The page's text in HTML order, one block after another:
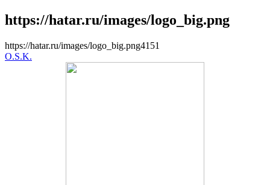
https://hatar.ru/images/logo_big.png
https://hatar.ru/images/logo_big.png41 51
O.S.K.